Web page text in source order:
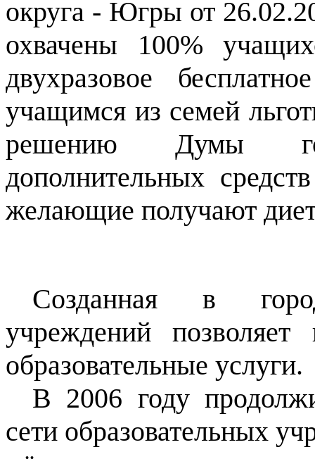
округа - Югры от
охвачены 100%
двухразовое
учащимся из семей
решению Думы
дополнительных
желающие получают
Созданная в
учреждений позволяет
образовательные услуги.
В 2006 году
сети образовательных